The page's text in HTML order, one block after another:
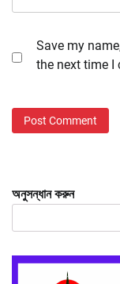
Save my
the next time I
অনুসন্ধান করুন